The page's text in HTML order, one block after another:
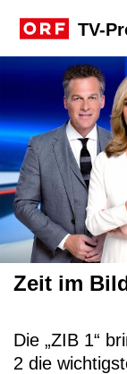
TV-
Sendungssite Zeit
Zeit im
Die „ZIB 1“
2 die